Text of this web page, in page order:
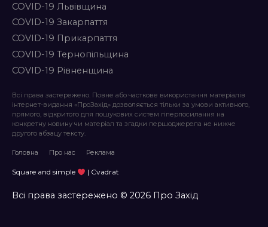
COVID-19 Львівщина
COVID-19 Закарпаття
COVID-19 Прикарпаття
COVID-19 Тернопільщина
COVID-19 Рівненщина
Всі права застережено. Повне або часткове використання матеріалів
інтернет-видання «ПроЗахід» дозволяється тільки за умови активного,
прямого, відкритого для пошукових систем гіперпосилання на
конкретну новину чи матеріал та згадки першоджерела не нижче
другого абзацу тексту.
Головна Про нас Реклама
Square and simple | Cvadrat
Всі права застережено © 2026 Про Захід